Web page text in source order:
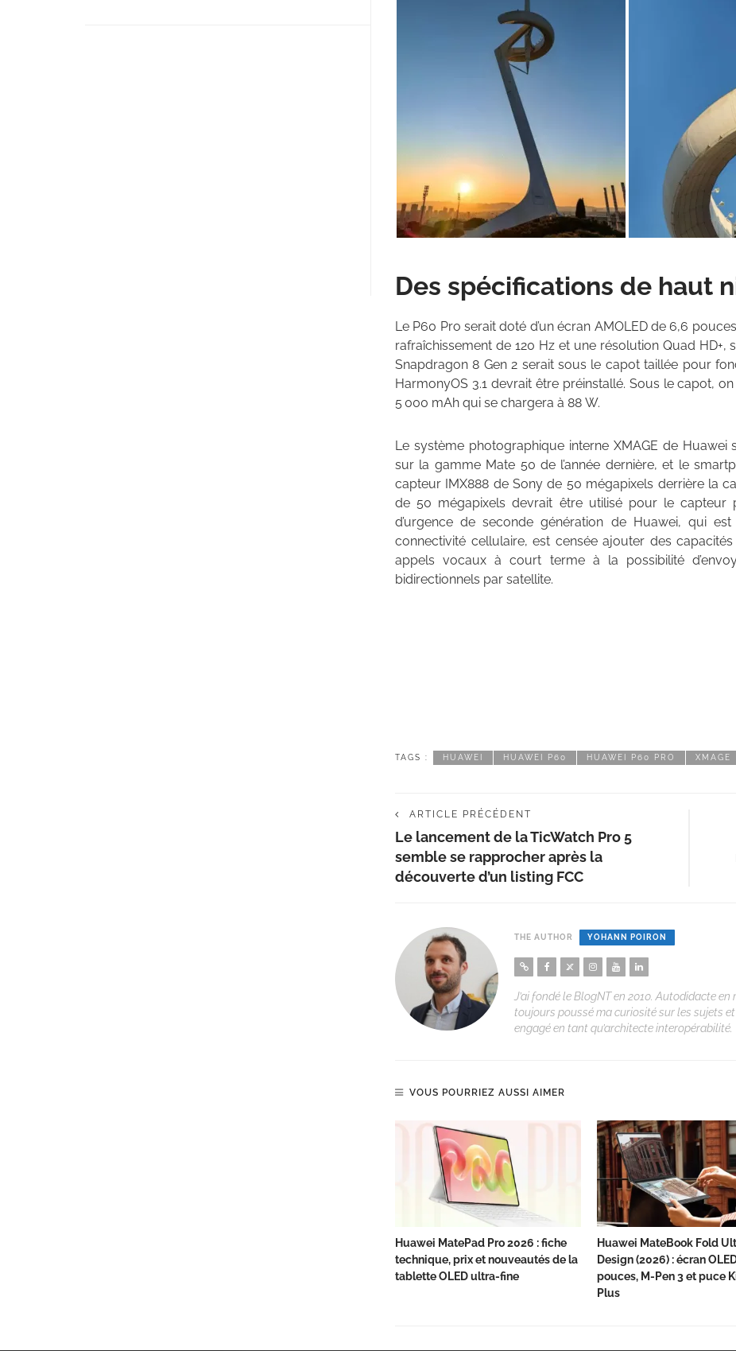
Des spécifications de haut
Le P60 Pro serait doté d’un écran AMOLED de 6,6
rafraîchissement de 120 Hz et une résolution Quad HD+,
Snapdragon 8 Gen 2 serait sous le capot taillée pour
HarmonyOS 3.1 devrait être préinstallé. Sous le capot,
5 000 mAh qui se chargera à 88 W.
Le système photographique interne XMAGE de
sur la gamme Mate 50 de l’année dernière, et le
capteur IMX888 de Sony de 50 mégapixels derrière la
de 50 mégapixels devrait être utilisé pour le capteur
d’urgence de seconde génération de Huawei, qui
connectivité cellulaire, est censée ajouter des
appels vocaux à court terme à la possibilité
bidirectionnels par satellite.
TAGS : HUAWEI HUAWEI P60 HUAWEI P60 PRO XMAGE
ARTICLE PRÉCÉDENT
Le lancement de la TicWatch Pro 5
semble se rapprocher après la
découverte d’un listing FCC
THE AUTHOR YOHANN POIRON
J’ai fondé le BlogNT en 2010. Autodidacte
toujours poussé ma curiosité sur les sujets
engagé en tant qu’architecte interopérabilité.
VOUS POURRIEZ AUSSI AIMER
Huawei MatePad Pro 2026 : fiche
technique, prix et nouveautés de la
tablette OLED ultra-fine
Huawei MateBook Fold
Design (2026) : écran
pouces, M-Pen 3 et puce
Plus